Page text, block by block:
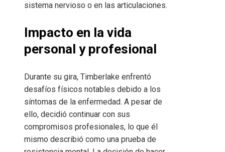
sistema nervioso o en las articulaciones.
Impacto en la vida
personal y profesional
Durante su gira, Timberlake enfrentó
desafíos físicos notables debido a los
síntomas de la enfermedad. A pesar de
ello, decidió continuar con sus
compromisos profesionales, lo que él
mismo describió como una prueba de